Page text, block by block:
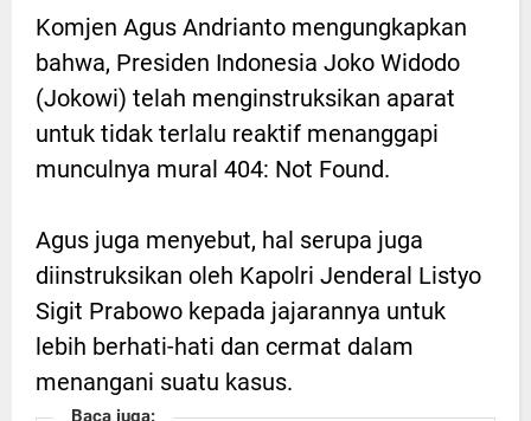
Komjen Agus Andrianto mengungkapkan
bahwa, Presiden Indonesia Joko Widodo
(Jokowi) telah menginstruksikan aparat
untuk tidak terlalu reaktif menanggapi
munculnya mural 404: Not Found.
Agus juga menyebut, hal serupa juga
diinstruksikan oleh Kapolri Jenderal Listyo
Sigit Prabowo kepada jajarannya untuk
lebih berhati-hati dan cermat dalam
menangani suatu kasus.
Baca juga: